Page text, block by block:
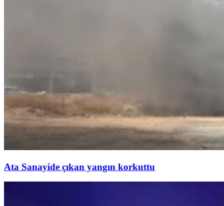
Ata Sanayide çıkan yangın korkuttu